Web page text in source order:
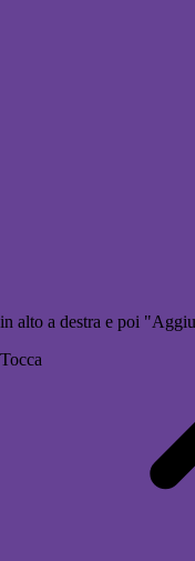
in alto a destra e poi
Tocca